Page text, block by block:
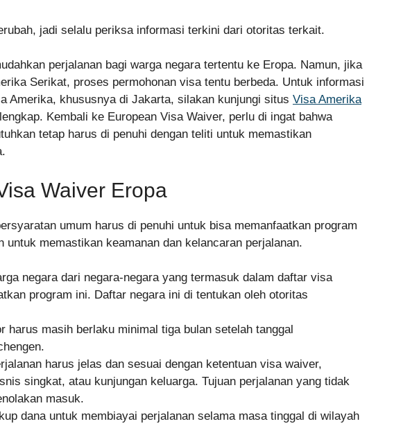
jadi selalu periksa informasi terkini dari otoritas terkait.
perjalanan bagi warga negara tertentu ke Eropa. Namun, jika
Serikat, proses permohonan visa tentu berbeda. Untuk informasi
Amerika, khususnya di Jakarta, silakan kunjungi situs Visa Amerika
Kembali ke European Visa Waiver, perlu di ingat bahwa
tetap harus di penuhi dengan teliti untuk memastikan
Waiver Eropa
umum harus di penuhi untuk bisa memanfaatkan program
memastikan keamanan dan kelancaran perjalanan.
negara dari negara-negara yang termasuk dalam daftar visa
program ini. Daftar negara ini di tentukan oleh otoritas
harus masih berlaku minimal tiga bulan setelah tanggal
harus jelas dan sesuai dengan ketentuan visa waiver,
singkat, atau kunjungan keluarga. Tujuan perjalanan yang tidak
masuk.
dana untuk membiayai perjalanan selama masa tinggal di wilayah